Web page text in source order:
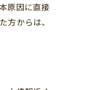
原因に直接
からは、